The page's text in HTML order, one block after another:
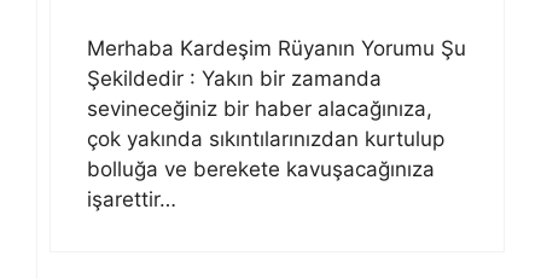
Merhaba Kardeşim Rüyanın Yorumu Şu
Şekildedir : Yakın bir zamanda
sevineceğiniz bir haber alacağınıza,
çok yakında sıkıntılarınızdan kurtulup
bolluğa ve berekete kavuşacağınıza
işarettir…